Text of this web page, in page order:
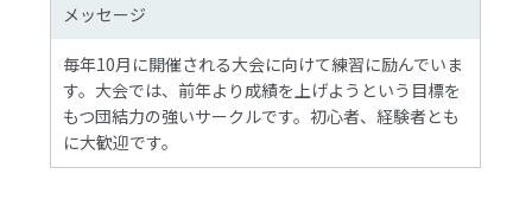
メッセージ
毎年10月に開催される大会に向けて練習に励んでいま
す。大会では、前年より成績を上げようという目標を
もつ団結力の強いサークルです。初心者、経験者とも
に大歓迎です。